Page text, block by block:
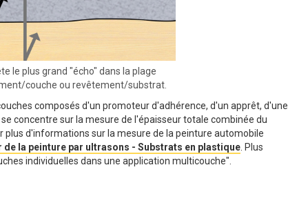
le plus grand "écho" dans la plage
couche ou revêtement/substrat.
composés d'un promoteur d'adhérence, d'un apprêt, d'une
concentre sur la mesure de l'épaisseur totale combinée du
d'informations sur la mesure de la peinture automobile
de la peinture par ultrasons - Substrats en plastique . Plus
individuelles dans une application multicouche".